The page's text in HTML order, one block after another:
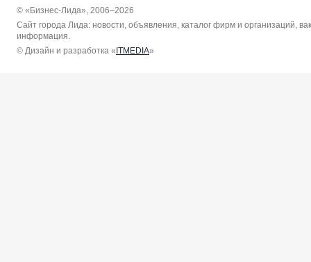
© «Бизнес-Лида», 2006–2026
Сайт города Лида: новости, объявления, каталог фирм и организаций,
информация.
© Дизайн и разработка « ITMEDIA»